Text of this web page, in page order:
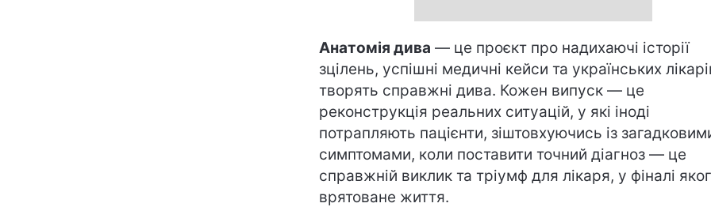
Анатомія дива — це проєкт про надихаючі історії
зцілень, успішні медичні кейси та українських
творять справжні дива. Кожен випуск — це
реконструкція реальних ситуацій, у які іноді
потрапляють пацієнти, зіштовхуючись із
симптомами, коли поставити точний діагноз — це
справжній виклик та тріумф для лікаря, у фіналі
врятоване життя.